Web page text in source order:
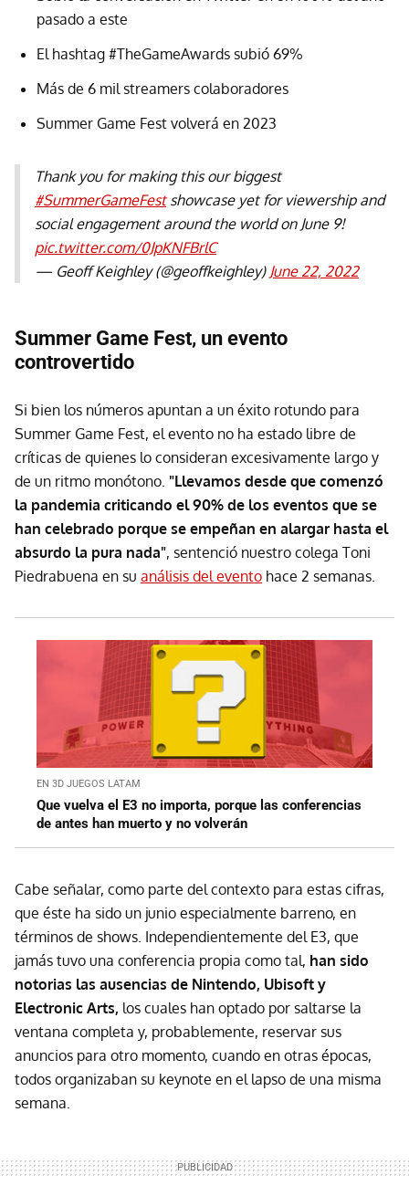
pasado a este
El hashtag #TheGameAwards subió 69%
Más de 6 mil streamers colaboradores
Summer Game Fest volverá en 2023
Thank you for making this our biggest
#SummerGameFestshowcase yet for viewership and
social engagement around the world on June 9!
pic.twitter.com/0JpKNFBrlC
— Geoff Keighley (@geoffkeighley) June 22, 2022
Summer Game Fest, un evento
controvertido
Si bien los números apuntan a un éxito rotundo para
Summer Game Fest, el evento no ha estado libre de
críticas de quienes lo consideran excesivamente largo y
de un ritmo monótono. "Llevamos desde que comenzó
la pandemia criticando el 90% de los eventos que se
han celebrado porque se empeñan en alargar hasta el
absurdo la pura nada", sentenció nuestro colega Toni
Piedrabuena en su análisis del evento hace 2 semanas.
EN 3D JUEGOS LATAM
Que vuelva el E3 no importa, porque las conferencias
de antes han muerto y no volverán
Cabe señalar, como parte del contexto para estas cifras,
que éste ha sido un junio especialmente barreno, en
términos de shows. Independientemente del E3, que
jamás tuvo una conferencia propia como tal, han sido
notorias las ausencias de Nintendo, Ubisoft y
Electronic Arts, los cuales han optado por saltarse la
ventana completa y, probablemente, reservar sus
anuncios para otro momento, cuando en otras épocas,
todos organizaban su keynote en el lapso de una misma
semana.